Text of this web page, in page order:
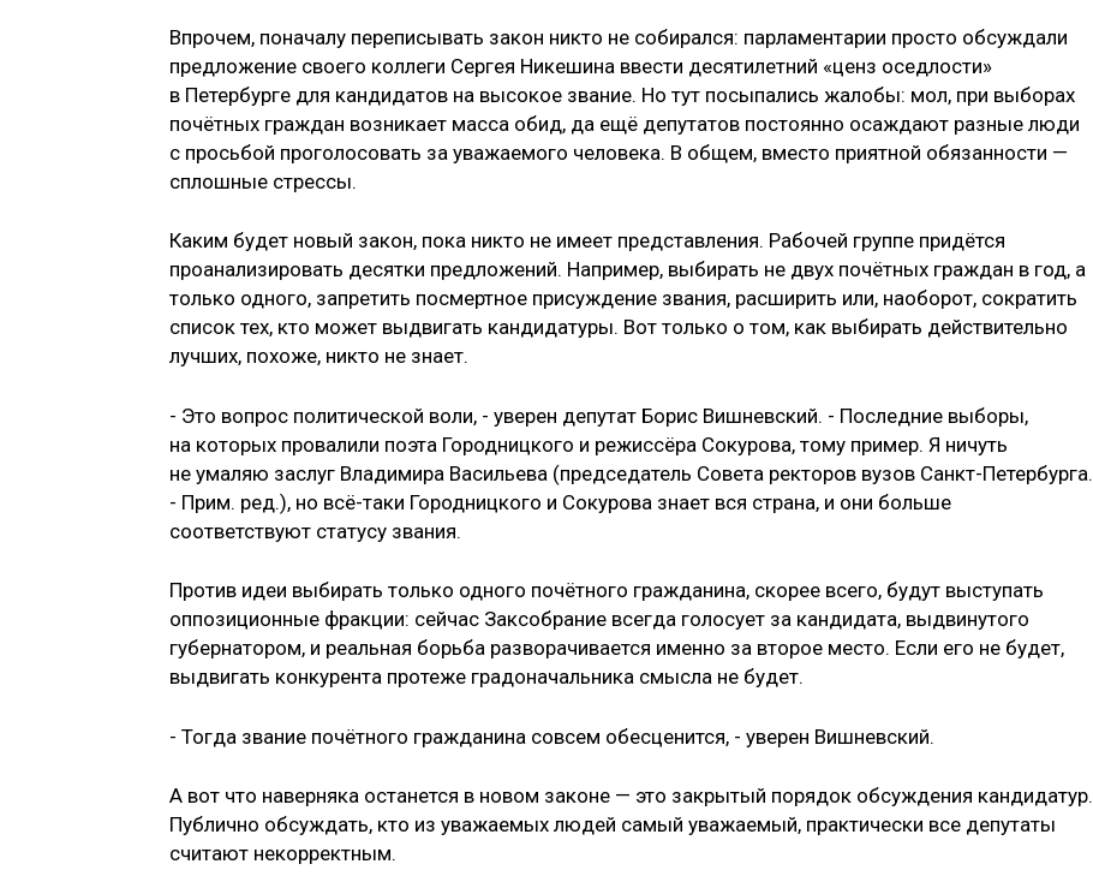
Впрочем, поначалу переписывать закон никто не собирался: парламентарии просто обсуждали
предложение своего коллеги Сергея Никешина ввести десятилетний «ценз оседлости»
в Петербурге для кандидатов на высокое звание. Но тут посыпались жалобы: мол, при выборах
почётных граждан возникает масса обид, да ещё депутатов постоянно осаждают разные люди
с просьбой проголосовать за уважаемого человека. В общем, вместо приятной обязанности —
сплошные стрессы.
Каким будет новый закон, пока никто не имеет представления. Рабочей группе придётся
проанализировать десятки предложений. Например, выбирать не двух почётных граждан в год, а
только одного, запретить посмертное присуждение звания, расширить или, наоборот, сократить
список тех, кто может выдвигать кандидатуры. Вот только о том, как выбирать действительно
лучших, похоже, никто не знает.
- Это вопрос политической воли, - уверен депутат Борис Вишневский. - Последние выборы,
на которых провалили поэта Городницкого и режиссёра Сокурова, тому пример. Я ничуть
не умаляю заслуг Владимира Васильева (председатель Совета ректоров вузов Санкт-Петербурга.
- Прим. ред.), но всё-таки Городницкого и Сокурова знает вся страна, и они больше
соответствуют статусу звания.
Против идеи выбирать только одного почётного гражданина, скорее всего, будут выступать
оппозиционные фракции: сейчас Заксобрание всегда голосует за кандидата, выдвинутого
губернатором, и реальная борьба разворачивается именно за второе место. Если его не будет,
выдвигать конкурента протеже градоначальника смысла не будет.
- Тогда звание почётного гражданина совсем обесценится, - уверен Вишневский.
А вот что наверняка останется в новом законе — это закрытый порядок обсуждения кандидатур.
Публично обсуждать, кто из уважаемых людей самый уважаемый, практически все депутаты
считают некорректным.